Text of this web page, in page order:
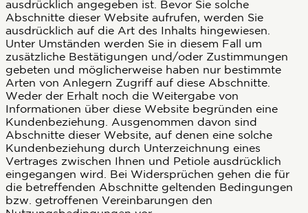
ausdrücklich angegeben ist. Bevor Sie solche
Abschnitte dieser Website aufrufen, werden Sie
ausdrücklich auf die Art des Inhalts hingewiesen.
Unter Umständen werden Sie in diesem Fall um
zusätzliche Bestätigungen und/oder Zustimmungen
gebeten und möglicherweise haben nur bestimmte
Arten von Anlegern Zugriff auf diese Abschnitte.
Weder der Erhalt noch die Weitergabe von
Informationen über diese Website begründen eine
Kundenbeziehung. Ausgenommen davon sind
Abschnitte dieser Website, auf denen eine solche
Kundenbeziehung durch Unterzeichnung eines
Vertrages zwischen Ihnen und Petiole ausdrücklich
eingegangen wird. Bei Widersprüchen gehen die für
die betreffenden Abschnitte geltenden Bedingungen
bzw. getroffenen Vereinbarungen den